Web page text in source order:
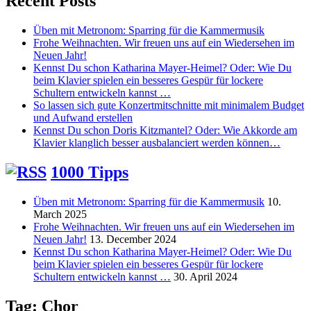
Üben mit Metronom: Sparring für die Kammermusik
Frohe Weihnachten. Wir freuen uns auf ein Wiedersehen im
Neuen Jahr!
Kennst Du schon Katharina Mayer-Heimel? Oder: Wie Du
beim Klavier spielen ein besseres Gespür für lockere
Schultern entwickeln kannst …
So lassen sich gute Konzertmitschnitte mit minimalem Budget
und Aufwand erstellen
Kennst Du schon Doris Kitzmantel? Oder: Wie Akkorde am
Klavier klanglich besser ausbalanciert werden können…
1000 Tipps
Üben mit Metronom: Sparring für die Kammermusik 10.
March 2025
Frohe Weihnachten. Wir freuen uns auf ein Wiedersehen im
Neuen Jahr! 13. December 2024
Kennst Du schon Katharina Mayer-Heimel? Oder: Wie Du
beim Klavier spielen ein besseres Gespür für lockere
Schultern entwickeln kannst … 30. April 2024
Tag: Chor